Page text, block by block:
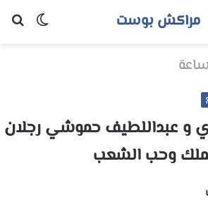
الوضع
مراكش بوست
و عبداللطيف حموشي رجلان
وحب الشعب